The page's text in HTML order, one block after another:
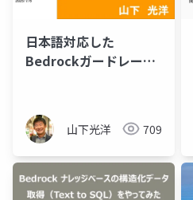
日本語対応した
Bedrockガードレール
山下光洋 709